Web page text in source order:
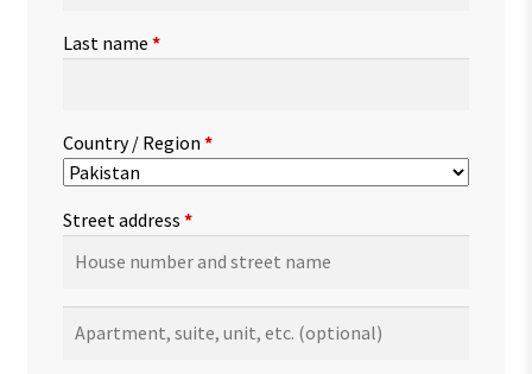
Last name *
Country / Region *
Street address *
suite,